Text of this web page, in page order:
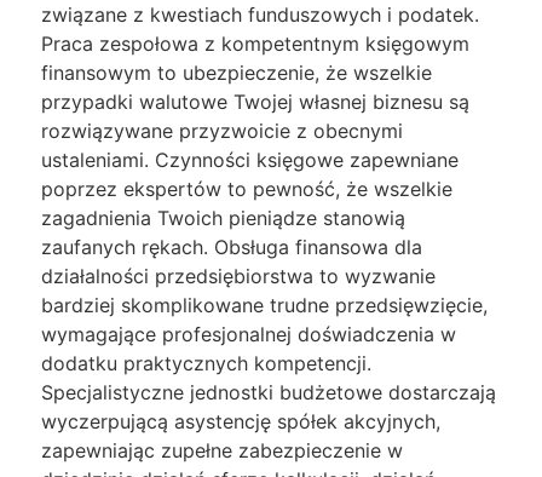
związane z kwestiach funduszowych i podatek.
Praca zespołowa z kompetentnym księgowym
finansowym to ubezpieczenie, że wszelkie
przypadki walutowe Twojej własnej biznesu są
rozwiązywane przyzwoicie z obecnymi
ustaleniami. Czynności księgowe zapewniane
poprzez ekspertów to pewność, że wszelkie
zagadnienia Twoich pieniądze stanowią
zaufanych rękach. Obsługa finansowa dla
działalności przedsiębiorstwa to wyzwanie
bardziej skomplikowane trudne przedsięwzięcie,
wymagające profesjonalnej doświadczenia w
dodatku praktycznych kompetencji.
Specjalistyczne jednostki budżetowe dostarczają
wyczerpującą asystencję spółek akcyjnych,
zapewniając zupełne zabezpieczenie w